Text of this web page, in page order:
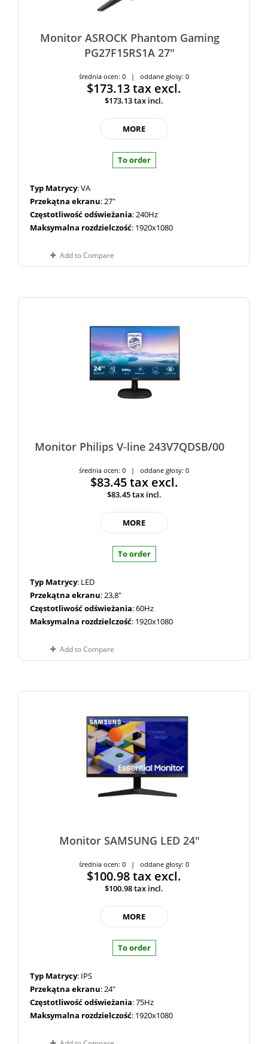
Monitor ASROCK Phantom Gaming
PG27F15RS1A 27"
średnia ocen: 0 | oddane głosy: 0
$173.13tax excl.
$173.13tax incl.
MORE
To order
Typ Matrycy: VA
Przekątna ekranu: 27"
Częstotliwość odświeżania: 240Hz
Maksymalna rozdzielczość: 1920x1080
Add to Compare
Monitor Philips V-line 243V7QDSB/00
średnia ocen: 0 | oddane głosy: 0
$83.45tax excl.
$83.45tax incl.
MORE
To order
Typ Matrycy: LED
Przekątna ekranu: 23,8"
Częstotliwość odświeżania: 60Hz
Maksymalna rozdzielczość: 1920x1080
Add to Compare
Monitor SAMSUNG LED 24"
średnia ocen: 0 | oddane głosy: 0
$100.98tax excl.
$100.98tax incl.
MORE
To order
Typ Matrycy: IPS
Przekątna ekranu: 24"
Częstotliwość odświeżania: 75Hz
Maksymalna rozdzielczość: 1920x1080